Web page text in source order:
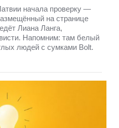
начала проверку —
на странице
Лиана Ланга,
Напомним: там белый
людей с сумками Bolt.